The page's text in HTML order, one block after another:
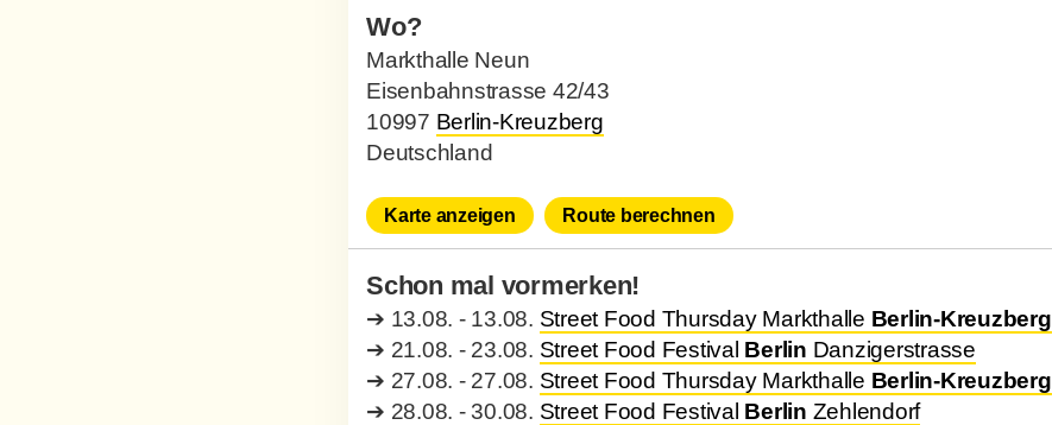
Wo?
Markthalle Neun
Eisenbahnstrasse 42/43
10997 Berlin-Kreuzberg
Deutschland
Karte anzeigen Route berechnen
Schon mal vormerken!
➔ 13.08. - 13.08. Street Food Thursday Markthalle Berlin-Kreuzberg
➔ 21.08. - 23.08. Street Food Festival Berlin Danzigerstrasse
➔ 27.08. - 27.08. Street Food Thursday Markthalle Berlin-Kreuzberg
➔ 28.08. - 30.08. Street Food Festival Berlin Zehlendorf